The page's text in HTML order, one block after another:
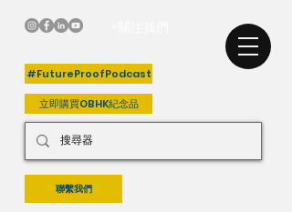
#FutureProofPodcast
立即購買OBHK紀念品
聯繫我們